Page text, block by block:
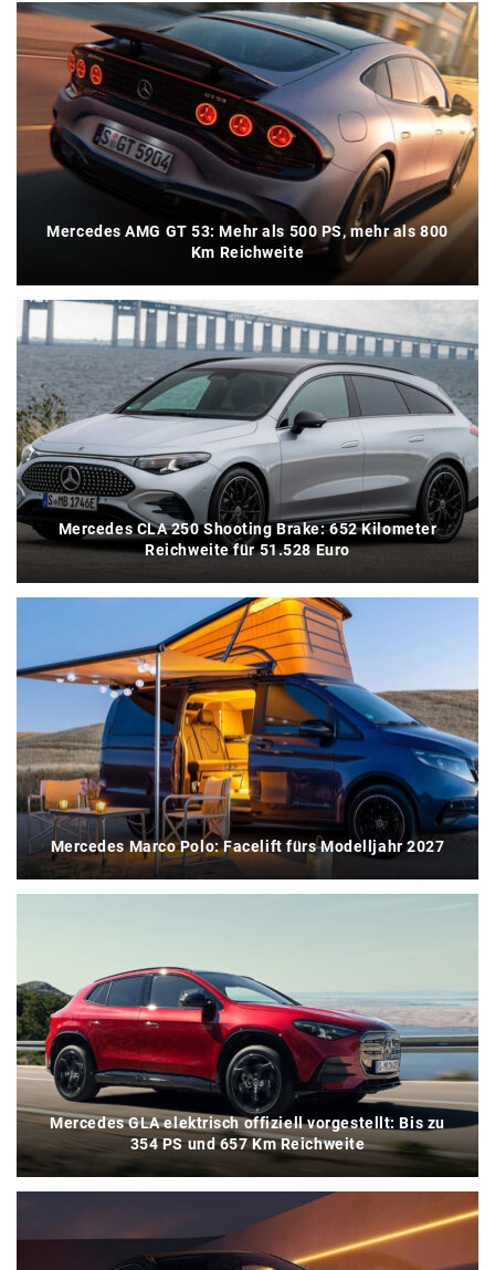
Mercedes AMG GT 53: Mehr als 500 PS, mehr als 800
Km Reichweite
Mercedes CLA 250 Shooting Brake: 652 Kilometer
Reichweite für 51.528 Euro
Mercedes Marco Polo: Facelift fürs Modelljahr 2027
Mercedes GLA elektrisch offiziell vorgestellt: Bis zu
354 PS und 657 Km Reichweite